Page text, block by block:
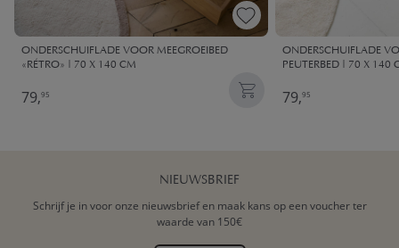
ONDERSCHUIFLADE VOOR MEEGROEIBED
«RÉTRO» | 70 X 140 CM
79,95
ONDERSCHUIFLADE
PEUTERBED | 70 X 140
79,95
NIEUWSBRIEF
Schrijf je in voor onze nieuwsbrief en maak kans op een voucher ter
waarde van 150€